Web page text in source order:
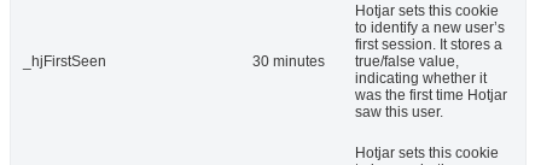
_hjFirstSeen 30 minutes
Hotjar sets this cookie
to identify a new user’s
first session. It stores a
true/false value,
indicating whether it
was the first time Hotjar
saw this user.
Hotjar sets this cookie